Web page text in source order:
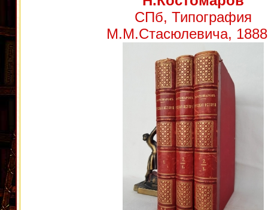
СПб, Типография
М.М.Стасюлевича, 1888